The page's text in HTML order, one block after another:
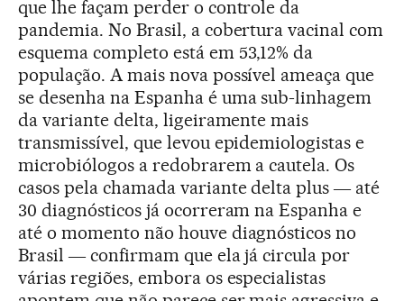
que lhe façam perder o controle da
pandemia. No Brasil, a cobertura vacinal com
esquema completo está em 53,12% da
população. A mais nova possível ameaça que
se desenha na Espanha é uma sub-linhagem
da variante delta, ligeiramente mais
transmissível, que levou epidemiologistas e
microbiólogos a redobrarem a cautela. Os
casos pela chamada variante delta plus ― até
30 diagnósticos já ocorreram na Espanha e
até o momento não houve diagnósticos no
Brasil ― confirmam que ela já circula por
várias regiões, embora os especialistas